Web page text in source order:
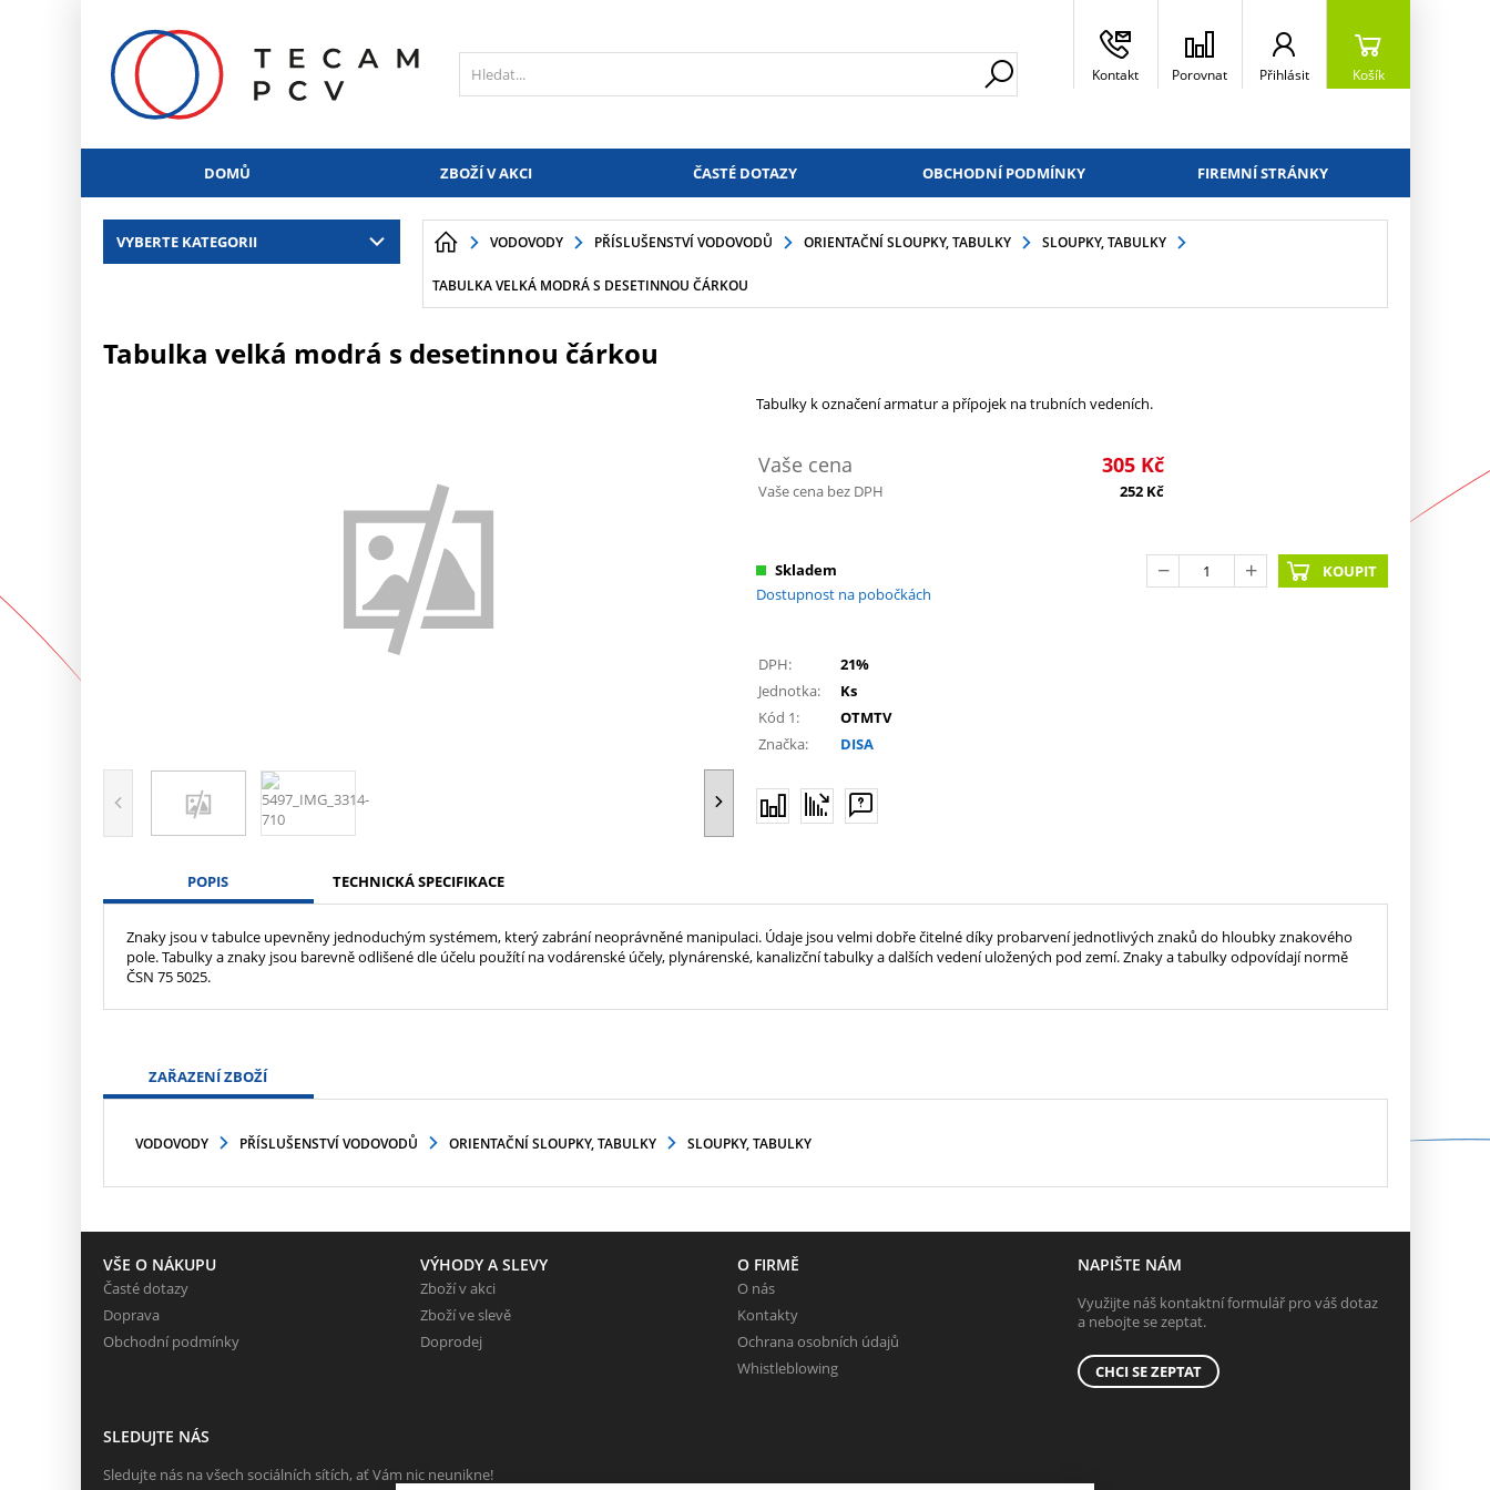
Kontakt Porovnat Přihlásit Košík
DOMŮ ZBOŽÍ V AKCI ČASTÉ DOTAZY OBCHODNÍ PODMÍNKY FIREMNÍ STRÁNKY
VYBERTE KATEGORII VODOVODY PŘÍSLUŠENSTVÍ VODOVODŮ ORIENTAČNÍ SLOUPKY, TABULKY SLOUPKY, TABULKY
TABULKA VELKÁ MODRÁ S DESETINNOU ČÁRKOU
Tabulka velká modrá s desetinnou čárkou
Tabulky k označení armatur a přípojek na trubních vedeních.
Vaše cena 305 Kč
Vaše cena bez DPH 252 Kč
Skladem
Dostupnost na pobočkách
KOUPIT
DPH:
21%
Jednotka:
Ks
Kód 1:
OTMTV
Značka:
DISA
POPIS TECHNICKÁ SPECIFIKACE
Znaky jsou v tabulce upevněny jednoduchým systémem, který zabrání neoprávněné manipulaci. Údaje jsou velmi dobře čitelné díky probarvení jednotlivých znaků do hloubky znakového
pole. Tabulky a znaky jsou barevně odlišené dle účelu použítí na vodárenské účely, plynárenské, kanalizční tabulky a dalších vedení uložených pod zemí. Znaky a tabulky odpovídají normě
ČSN 75 5025.
ZAŘAZENÍ ZBOŽÍ
VODOVODY PŘÍSLUŠENSTVÍ VODOVODŮ ORIENTAČNÍ SLOUPKY, TABULKY SLOUPKY, TABULKY
VŠE O NÁKUPU
Časté dotazy
Doprava
Obchodní podmínky
VÝHODY A SLEVY
Zboží v akci
Zboží ve slevě
Doprodej
O FIRMĚ
O nás
Kontakty
Ochrana osobních údajů
Whistleblowing
NAPIŠTE NÁM
Využijte náš kontaktní formulář pro váš dotaz
a nebojte se zeptat.
CHCI SE ZEPTAT
SLEDUJTE NÁS
Sledujte nás na všech sociálních sítích, ať Vám nic neunikne!